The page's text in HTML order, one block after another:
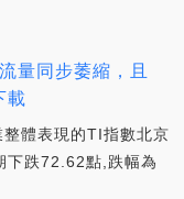
量同步萎縮，且
載
體表現的TI指數北京
下跌72.62點,跌幅為